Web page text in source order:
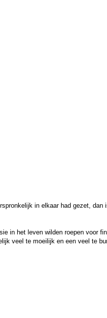
in elkaar had gezet, dan
in het leven wilden roepen voor
veel te moeilijk en een veel te